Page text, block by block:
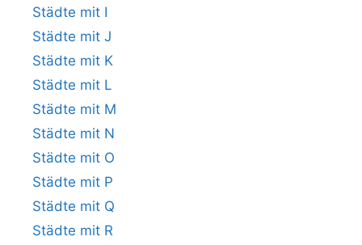
Städte mit I
Städte mit J
Städte mit K
Städte mit L
Städte mit M
Städte mit N
Städte mit O
Städte mit P
Städte mit Q
Städte mit R